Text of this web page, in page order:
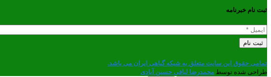
ثبت نام خبرنامه
تمامی حقوق این سایت متعلق به شبکه گیاهی ایران می باشد.
طراحی شده توسط محمدرضا لبافی حسین آبادی